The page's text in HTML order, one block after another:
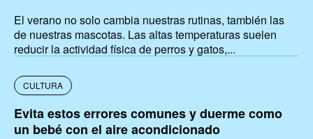
El verano no solo cambia nuestras rutinas, también las
de nuestras mascotas. Las altas temperaturas suelen
reducir la actividad física de perros y gatos,...
CULTURA
Evita estos errores comunes y duerme como
un bebé con el aire acondicionado